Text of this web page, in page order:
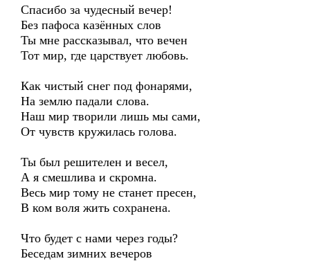
Спасибо за чудесный вечер!
Без пафоса казённых слов
Ты мне рассказывал, что вечен
Тот мир, где царствует любовь.
Как чистый снег под фонарями,
На землю падали слова.
Наш мир творили лишь мы сами,
От чувств кружилась голова.
Ты был решителен и весел,
А я смешлива и скромна.
Весь мир тому не станет пресен,
В ком воля жить сохранена.
Что будет с нами через годы?
Беседам зимних вечеров